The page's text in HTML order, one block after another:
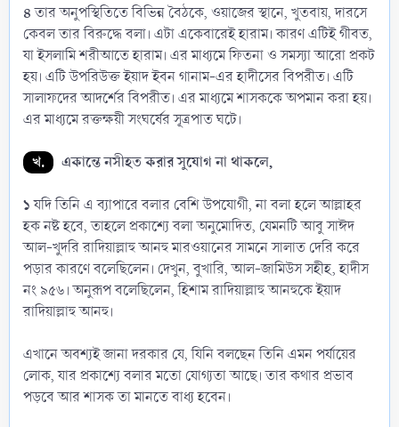
৪তার অনুপস্থিতিতে বিভিন্ন বৈঠকে, ওয়াজের স্থানে, খুতবায়, দারসে
কেবল তার বিরুদ্ধে বলা। এটা একেবারেই হারাম। কারণ এটিই গীবত,
যা ইসলামি শরীআতে হারাম। এর মাধ্যমে ফিতনা ও সমস্যা আরো প্রকট
হয়। এটি উপরিউক্ত ইয়াদ ইবন গানাম-এর হাদীসের বিপরীত। এটি
সালাফদের আদর্শের বিপরীত। এর মাধ্যমে শাসককে অপমান করা হয়।
এর মাধ্যমে রক্তক্ষয়ী সংঘর্ষের সূত্রপাত ঘটে।
খ.
একান্তে নসীহত করার সুযোগ না থাকলে,
১যদি তিনি এ ব্যাপারে বলার বেশি উপযোগী, না বলা হলে আল্লাহর
হক নষ্ট হবে, তাহলে প্রকাশ্যে বলা অনুমোদিত, যেমনটি আবু সাঈদ
আল-খুদরি রাদিয়াল্লাহু আনহু মারওয়ানের সামনে সালাত দেরি করে
পড়ার কারণে বলেছিলেন। দেখুন, বুখারি, আল-জামিউস সহীহ, হাদীস
নং ৯৫৬। অনুরূপ বলেছিলেন, হিশাম রাদিয়াল্লাহু আনহুকে ইয়াদ
রাদিয়াল্লাহু আনহু।
এখানে অবশ্যই জানা দরকার যে, যিনি বলছেন তিনি এমন পর্যায়ের
লোক, যার প্রকাশ্যে বলার মতো যোগ্যতা আছে। তার কথার প্রভাব
পড়বে আর শাসক তা মানতে বাধ্য হবেন।